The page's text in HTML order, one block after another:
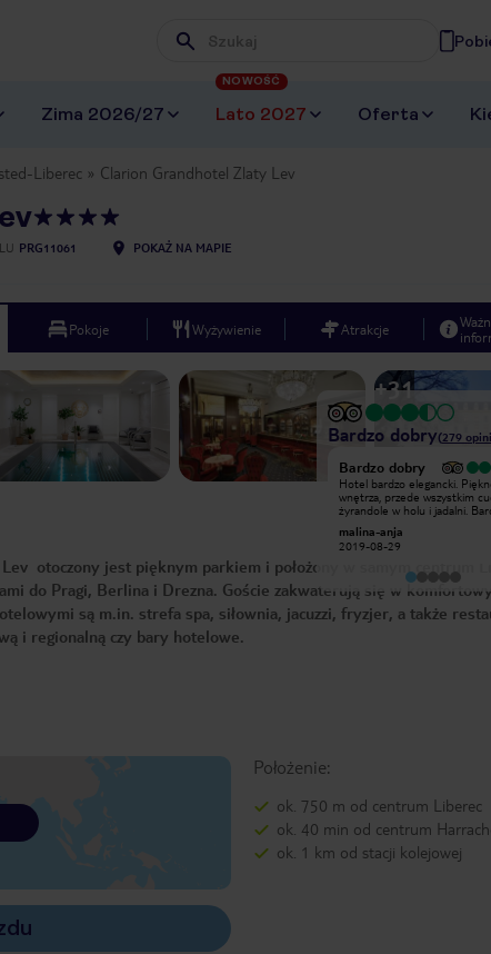
Wpisz frazę, której szukasz
Zima 2026/27 Lato 2027
NOWOŚĆ
Oferta
Liberec Clarion Grandhotel Zlaty Lev
PRG11061 POKAŻ NA MAPIE
Pokoje Wyżywienie Atrakcje
+31
Bardzo dobry(279
Fasada hotelu pieknie odnowiona,
butelkowana w pokoju odpłatnie,
chyba nie tak powinno być? Pokój
sam w sobie czysty, łazienka tez,
Obsługa miła, śniadania w porządku,
no ale jeśli chcemy nosić z godnością
miano GRANDHOTEL, to warto
przemyśleć kilka spraw pozostaję z
Bardzo dobry
Hotel bardzo elegancki.
wnętrza, przede wszystkim
żyrandole w holu i jadalni.
wyposażenie także ok. Minus
płatną wode w pokoju-biorąc
woda powinna być darmowa.
tylko mały minus. Śniadania
fantastyczne-obfite
Hotel położony w centrum-
malina-anja
2019-08-29
otoczony jest pięknym parkiem i położony w samym centrum
do Pragi, Berlina i Drezna. Goście zakwaterują się w
są m.in. strefa spa, siłownia, jacuzzi, fryzjer, a także
i regionalną czy bary hotelowe.
Położenie:
ok. 750 m od centrum Liberec
ok. 40 min od centrum
ok. 1 km od stacji kolejowej